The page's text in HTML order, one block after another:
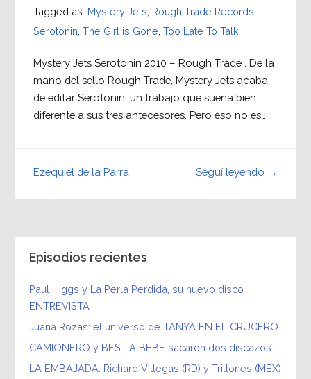
Tagged as: Mystery Jets Rough Trade Records
Serotonin The Girl is Gone Too Late To Talk
Mystery Jets Serotonin 2010 – Rough Trade . De la
mano del sello Rough Trade, Mystery Jets acaba
de editar Serotonin, un trabajo que suena bien
diferente a sus tres antecesores. Pero eso no es…
Seguí leyendo →
Ezequiel de la Parra
Episodios recientes
Paul Higgs y La Perla Perdida, su nuevo disco
ENTREVISTA
Juana Rozas: el universo de TANYA EN EL CRUCERO
CAMIONERO y BESTIA BEBÉ sacaron dos discazos
LA EMBAJADA: Richard Villegas (RD) y Trillones (MEX)